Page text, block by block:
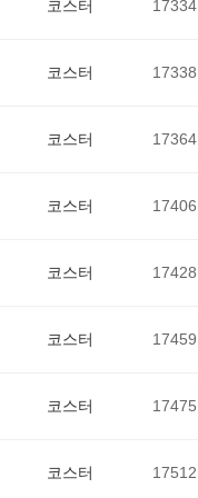
코스터 17334
코스터 17338
코스터 17364
코스터 17406
코스터 17428
코스터 17459
코스터 17475
코스터 17512